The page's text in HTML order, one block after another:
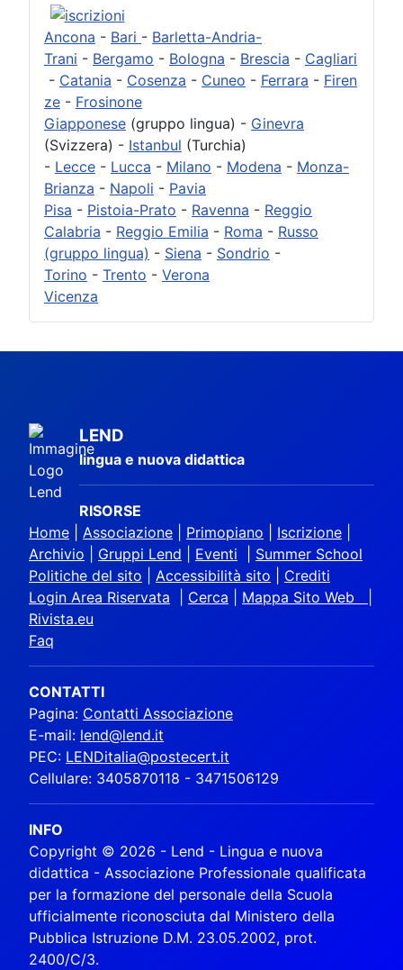
Ancona - Bari - Barletta-Andria-
Trani - Bergamo - Bologna - Brescia - Cagliari
- Catania - Cosenza - Cuneo - Ferrara - Firen
ze - Frosinone
Giapponese (gruppo lingua) - Ginevra
(Svizzera) - Istanbul (Turchia)
- Lecce - Lucca - Milano - Modena - Monza-
Brianza - Napoli - Pavia
Pisa - Pistoia-Prato - Ravenna - Reggio
Calabria - Reggio Emilia - Roma - Russo
(gruppo lingua) - Siena - Sondrio -
Torino - Trento - Verona
Vicenza
LEND
lingua e nuova didattica
RISORSE
Home
Associazione Primopiano Iscrizione
Archivio
Gruppi Lend Eventi
Summer School
Politiche del sito
Accessibilità sito
Crediti
Login Area Riservata
Cerca
Mappa Sito Web |
Rivista.eu
Faq
CONTATTI
Pagina: Contatti Associazione
E-mail: lend@lend.it
PEC: LENDitalia@postecert.it
Cellulare: 3405870118 - 3471506129
INFO
Copyright © 2026 - Lend - Lingua e nuova
didattica - Associazione Professionale qualificata
per la formazione del personale della Scuola
ufficialmente riconosciuta dal Ministero della
Pubblica Istruzione D.M. 23.05.2002, prot.
2400/C/3.